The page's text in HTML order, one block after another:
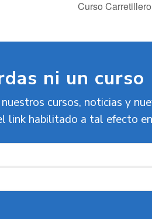
Curso
ni un curso
cursos, noticias y
link habilitado a tal efecto